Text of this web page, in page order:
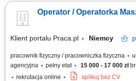
przebiegu programów oraz wprowadzanie
Samodzielne przygotowanie narzędzi, w tym
Operator / Operatorka
Klient portalu Praca.pl Niemcy
pracownik fizyczny / pracowniczka fizyczna
agencyjna
pełny etat 15 000 - 17 000 zł
rekrutacja online
aplikuj bez CV